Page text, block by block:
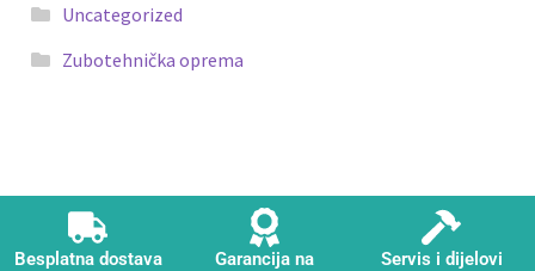
Uncategorized
Zubotehnička oprema
Besplatna dostava
Garancija na
Servis i dijelovi